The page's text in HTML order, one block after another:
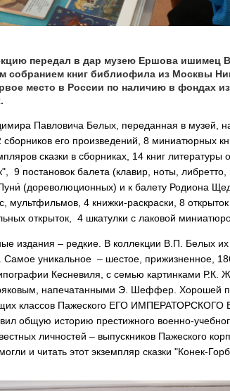
передал в дар музею Ершова ишимец
собранием книг библиофила из Москвы
место в России по наличию в фондах
Павловича Белых, переданная в музей,
его произведений, 8 миниатюрных
сказки в сборниках, 14 книг
9 постановок балета (клавир, ноты,
(дореволюционных) и к балету Родиона
мультфильмов, 4 книжки-раскраски, 8
открыток, 4 шкатулки с лаковой
издания – редкие. В коллекции В.П. Белых
Самое уникальное – шестое, прижизненное,
Кесневиля, с семью картинками Р.К.
напечатанными Э. Шеффер. Хорошей
классов Пажеского ЕГО
общую историю престижного военно-
личностей – выпускников Пажеского
и читать этот экземпляр сказки "Конек-